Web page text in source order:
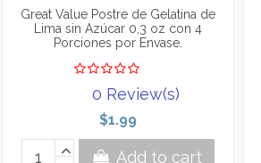
Great Value Postre de Gelatina de
Lima sin Azúcar 0,3 oz con 4
Porciones por Envase.
0 Review(s)
$1.99
Add to cart